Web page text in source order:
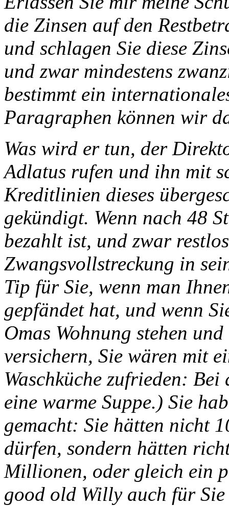
die Zinsen auf den
und schlagen Sie diese
und zwar mindestens
bestimmt ein
Paragraphen können wir
Was wird er tun, der
Adlatus rufen und ihn mit
Kreditlinien dieses
gekündigt. Wenn nach 48
bezahlt ist, und zwar
Zwangsvollstreckung in
Tip für Sie, wenn man
gepfändet hat, und wenn
Omas Wohnung stehen
versichern, Sie wären mit
Waschküche zufrieden:
eine warme Suppe.) Sie
gemacht: Sie hätten nicht
dürfen, sondern hätten
Millionen, oder gleich ein
good old Willy auch für Sie